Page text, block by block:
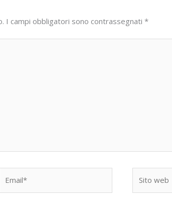
I campi obbligatori sono contrassegnati*
web